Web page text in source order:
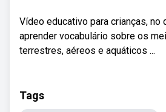
Vídeo educativo para crianças, no
aprender vocabulário sobre os
terrestres, aéreos e aquáticos ...
Tags